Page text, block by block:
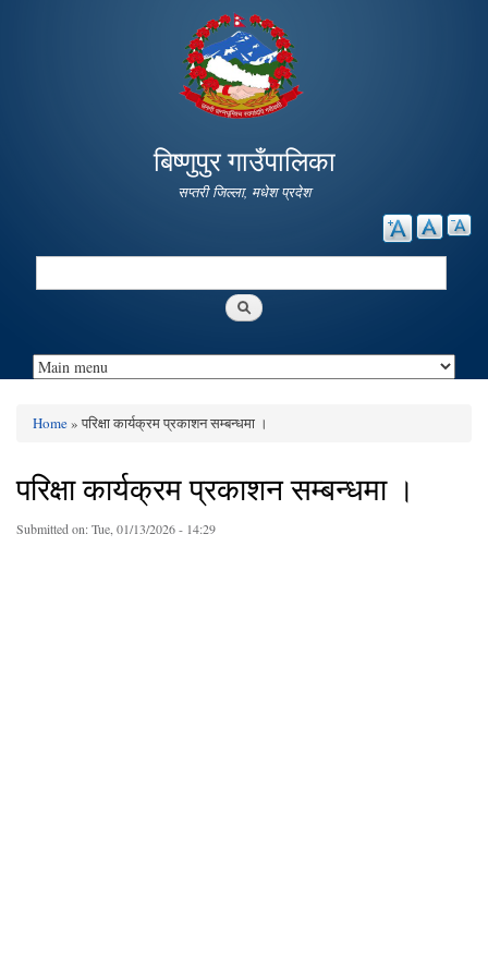
main
content
बिष्णुपुर गाउँपालिका
सप्तरी जिल्ला, मधेश प्रदेश
Search
Home» परिक्षा कार्यक्रम प्रकाशन सम्बन्धमा ।
परिक्षा कार्यक्रम प्रकाशन सम्बन्धमा ।
Submitted on:Tue, 01/13/2026 - 14:29